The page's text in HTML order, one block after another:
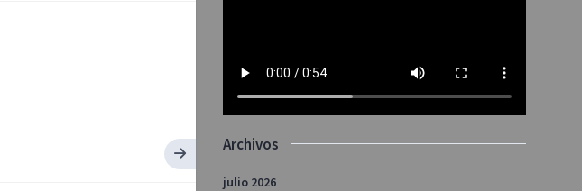
Archivos
julio 2026